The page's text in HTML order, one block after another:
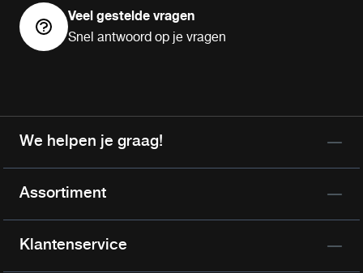
Veel gestelde vragen
Snel antwoord op je vragen
We helpen je graag!
Assortiment
Klantenservice